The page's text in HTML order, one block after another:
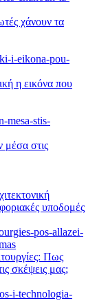
χάνουν τα
η εικόνα που
μέσα στις
υποδομές
Πως
σκέψεις μας;